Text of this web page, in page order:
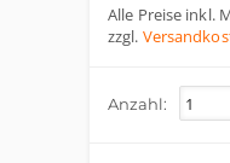
Alle Preise inkl.
zzgl.
Anzahl: